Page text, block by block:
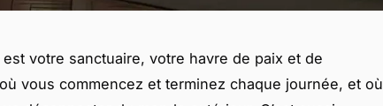
votre sanctuaire, votre havre de paix et de
où vous commencez et terminez chaque journée, et où